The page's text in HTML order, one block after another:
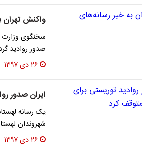
واکنش تهران
سخنگوی وزارت
صدور روادید
۲۶ دی ۱۳۹۷
ایران صدور
یک رسانه
شهروندان
۲۶ دی ۱۳۹۷